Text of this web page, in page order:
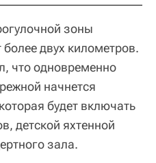
зоны
двух километров.
что одновременно
начнется
будет включать
детской яхтенной
зала.